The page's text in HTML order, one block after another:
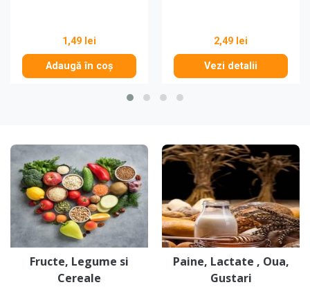
1,49 lei
Adaugă în coș
2,49 lei
Vezi detalii
Fructe, Legume si
Cereale
Paine, Lactate , Oua,
Gustari